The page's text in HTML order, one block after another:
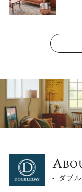
背もたれ部分も高
背もたれ部分はボ
れがでにくいよう工
A
- ダブ